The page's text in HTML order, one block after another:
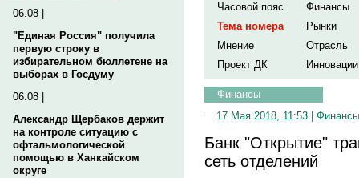
06.08 |
"Единая Россия" получила
первую строку в
избирательном бюллетене на
выборах в Госдуму
06.08 |
Александр Щербаков держит
на контроле ситуацию с
офтальмологической
помощью в Ханкайском
округе
Часовой пояс
Финансы
Тема номера
Рынки
Мнение
Отрасль
Проект ДК
Инновации
Финансы
17 Мая 2018, 11:53 | Финансы
Банк "Открытие"
сеть отделений